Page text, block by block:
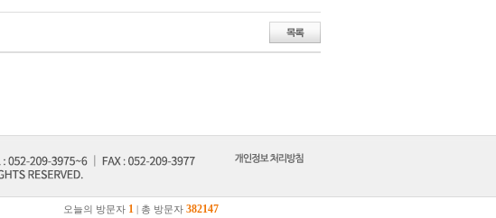
오늘의 방문자 1 | 총 방문자 382147